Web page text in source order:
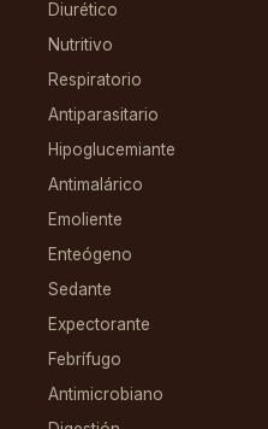
Diurético
Nutritivo
Respiratorio
Antiparasitario
Hipoglucemiante
Antimalárico
Emoliente
Enteógeno
Sedante
Expectorante
Febrífugo
Antimicrobiano